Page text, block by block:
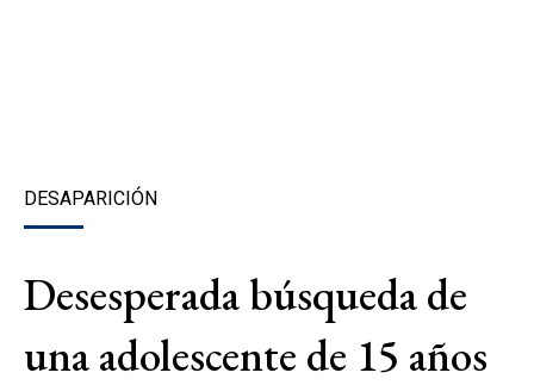
DESAPARICIÓN
Desesperada búsqueda de
una adolescente de 15 años